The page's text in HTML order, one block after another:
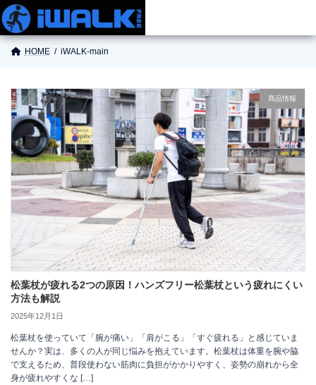
商品情報
使い方
ご購入
お役立ち情報
お問い合わせ
HOME iWALK-main
商品情報
松葉杖が疲れる2つの原因！ハンズフリー松葉杖という疲れにくい
方法も解説
2025年12月1日
松葉杖を使っていて「腕が痛い」「肩がこる」「すぐ疲れる」と感じていま
せんか？実は、多くの人が同じ悩みを抱えています。松葉杖は体重を腕や脇
で支えるため、普段使わない筋肉に負担がかかりやすく、姿勢の崩れから全
身が疲れやすくな […]